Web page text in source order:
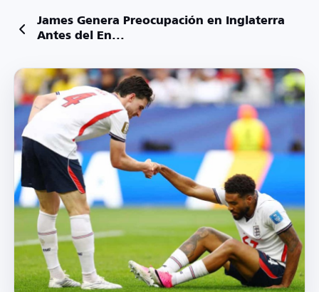
James Genera Preocupación en Inglaterra
Antes del En...